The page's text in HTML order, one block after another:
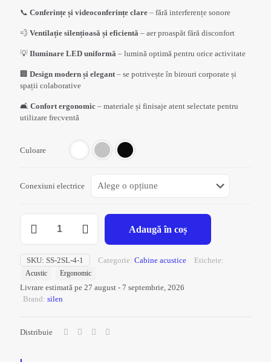
📞 Conferințe și videoconferințe clare – fără interferențe sonore
💨 Ventilație silențioasă și eficientă – aer proaspăt fără disconfort
💡 Iluminare LED uniformă – lumină optimă pentru orice activitate
🏢 Design modern și elegant– se potrivește în birouri corporate și
spații colaborative
🛋️ Confort ergonomic – materiale și finisaje atent selectate pentru
utilizare frecventă
Culoare
Conexiuni electrice
acustica
-
Space
Max
Adaugă în coș
SKU: SS-2SL-4-1 Categorie: Cabine acustice Etichete:
Acustic Ergonomic
Livrare estimată pe 27 august - 7 septembrie, 2026
Brand: silen
Distribuie